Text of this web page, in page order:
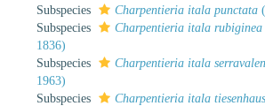
Subspecies
Charpentieria itala punctata
Subspecies
Charpentieria itala rubiginea
1836)
Subspecies
Charpentieria itala
1963)
Subspecies
Charpentieria itala